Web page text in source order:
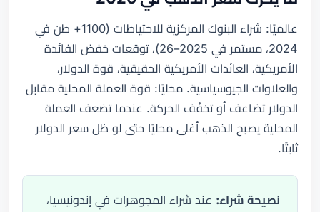
عالميًا: شراء البنوك المركزية للاحتياطات (1100+ طن في
2024، مستمر في 2025–26)، توقعات خفض الفائدة
الأمريكية، العائدات الأمريكية الحقيقية، قوة الدولار،
والعلاوات الجيوسياسية. محليًا: قوة العملة المحلية مقابل
الدولار تضاعف أو تخفّف الحركة. عندما تضعف العملة
المحلية يصبح الذهب أغلى محليًا حتى لو ظل سعر الدولار
ثابتًا.
نصيحة شراء: عند شراء المجوهرات في إندونيسيا،